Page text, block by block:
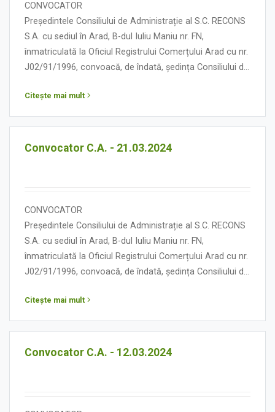
CONVOCATOR
Președintele Consiliului de Administrație al S.C. RECONS
S.A. cu sediul în Arad, B-dul Iuliu Maniu nr. FN,
înmatriculată la Oficiul Registrului Comerțului Arad cu nr.
J02/91/1996, convoacă, de îndată, ședința Consiliului de
următoarea:
Citește mai mult
Convocator C.A. - 21.03.2024
CONVOCATOR
Președintele Consiliului de Administrație al S.C. RECONS
S.A. cu sediul în Arad, B-dul Iuliu Maniu nr. FN,
înmatriculată la Oficiul Registrului Comerțului Arad cu nr.
J02/91/1996, convoacă, de îndată, ședința Consiliului de
următoarea:
Citește mai mult
Convocator C.A. - 12.03.2024